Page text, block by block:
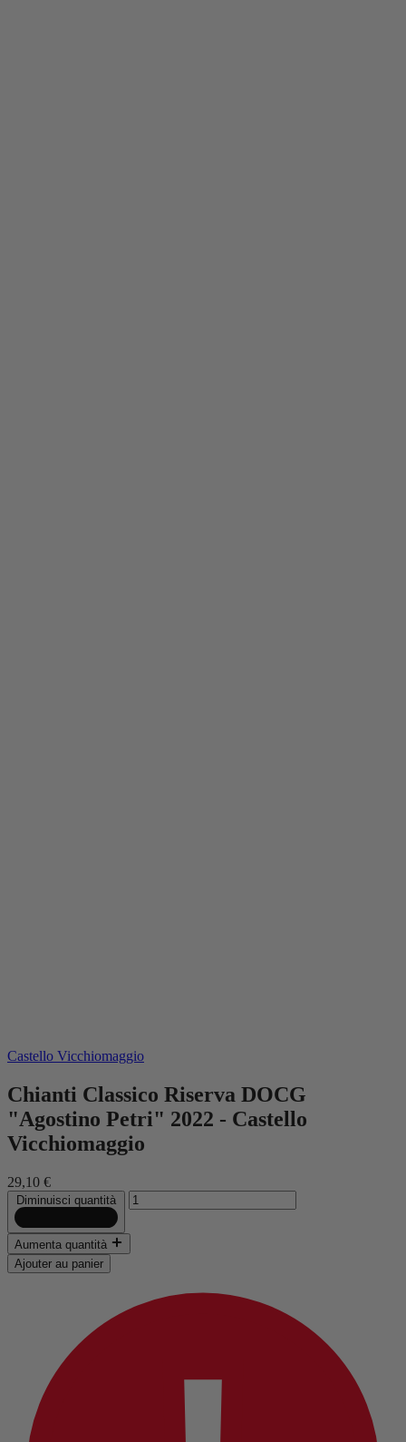
Castello Vicchiomaggio
Chianti Classico Riserva DOCG
"Agostino Petri" 2022 - Castello
Vicchiomaggio
29,10 €
Diminuisci quantità
Aumenta quantità
Ajouter au panier